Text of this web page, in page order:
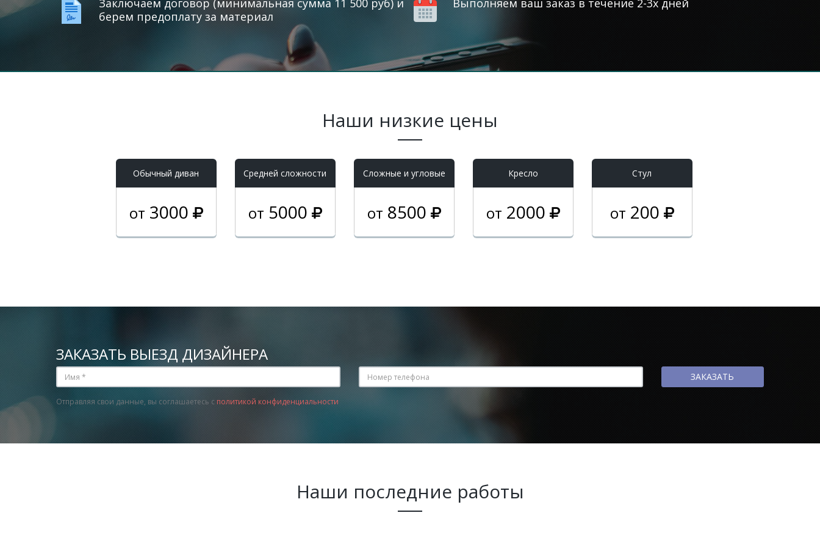
Заключаем договор (минимальная сумма 11 500 руб) и
берем предоплату за материал
Выполняем ваш заказ в течение 2-3х дней
Наши низкие цены
Обычный диван
от 3000
Средней сложности
от 5000
Cложные и угловые
от 8500
Кресло
от 2000
Стул
от 200
ЗАКАЗАТЬ ВЫЕЗД ДИЗАЙНЕРА
Отправляя свои данные, вы соглашаетесь с политикой конфиденциальности
Наши последние работы